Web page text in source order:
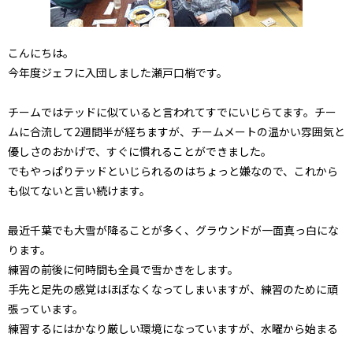
こんにちは。
今年度ジェフに入団しました瀬戸口梢です。
チームではテッドに似ていると言われてすでにいじらてます。チー
ムに合流して2週間半が経ちますが、チームメートの温かい雰囲気と
優しさのおかげで、すぐに慣れることができました。
でもやっぱりテッドといじられるのはちょっと嫌なので、これから
も似てないと言い続けます。
最近千葉でも大雪が降ることが多く、グラウンドが一面真っ白にな
ります。
練習の前後に何時間も全員で雪かきをします。
手先と足先の感覚はほぼなくなってしまいますが、練習のために頑
張っています。
練習するにはかなり厳しい環境になっていますが、水曜から始まる